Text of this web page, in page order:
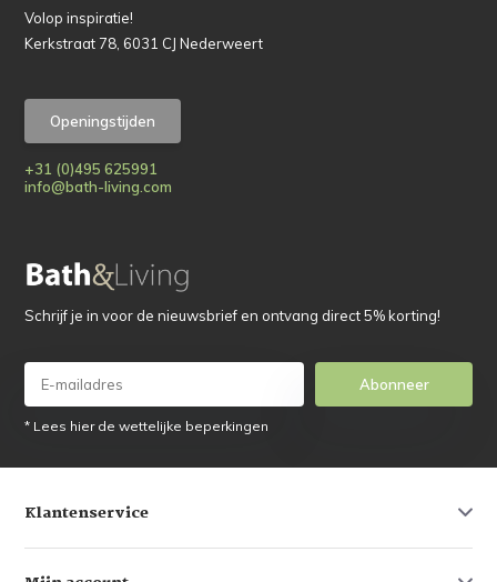
Volop inspiratie!
Kerkstraat 78, 6031 CJ Nederweert
Openingstijden
+31 (0)495 625991
info@bath-living.com
Schrijf je in voor de nieuwsbrief en ontvang direct 5% korting!
Abonneer
* Lees hier de wettelijke beperkingen
Klantenservice